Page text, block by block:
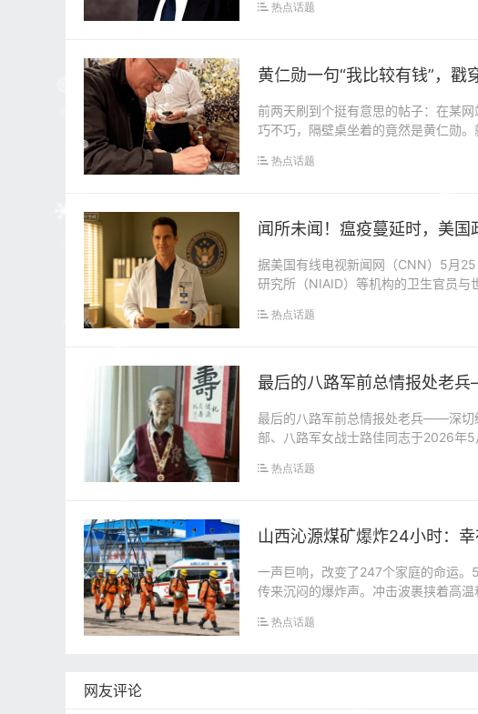
热点话题
黄仁勋一句“我比较有钱”，戳
前两天刷到个挺有意思的帖子：在某
巧不巧，隔壁桌坐着的竟然是黄仁勋
热点话题
闻所未闻！瘟疫蔓延时，美国
据美国有线电视新闻网（CNN）5月
研究所（NIAID）等机构的卫生官员与
热点话题
最后的八路军前总情报处老
最后的八路军前总情报处老兵——深切
部、八路军女战士路佳同志于2026年
热点话题
山西沁源煤矿爆炸24小时：
一声巨响，改变了247个家庭的命运
传来沉闷的爆炸声。冲击波裹挟着高
热点话题
网友评论